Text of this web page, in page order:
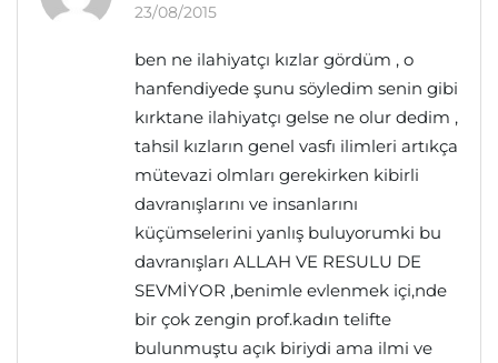
23/08/2015
ben ne ilahiyatçı kızlar gördüm , o
hanfendiyede şunu söyledim senin gibi
kırktane ilahiyatçı gelse ne olur dedim ,
tahsil kızların genel vasfı ilimleri artıkça
mütevazi olmları gerekirken kibirli
davranışlarını ve insanlarını
küçümselerini yanlış buluyorumki bu
davranışları ALLAH VE RESULU DE
SEVMİYOR ,benimle evlenmek içi,nde
bir çok zengin prof.kadın telifte
bulunmuştu açık biriydi ama ilmi ve